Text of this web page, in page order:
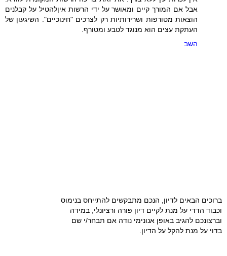
אבל אם המורך קיים ומאושר על ידי הרשות איןלהטיל על קבלנים
הוצאות מטורפות ושרירותיות רק לצרכים "חינוכיים". השיגעון של
העתקת עצים הוא מנוגד לטבע ומטורף.
השב
ברוכים הבאים לדיון, הנכם מתבקשים להתייחס בנימוס
וכבוד הדדי על מנת לקיים דיון פורה ורציונלי, במידה
וברצונכם להגיב באופן אנונימי נודה אם תבחר/י שם
בדוי על מנת להקל על הדיון.